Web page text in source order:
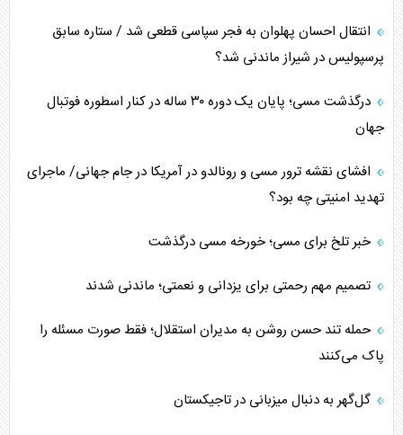
انتقال احسان پهلوان به فجر سپاسی قطعی شد / ستاره سابق
پرسپولیس در شیراز ماندنی شد؟
درگذشت مسی؛ پایان یک دوره ۳۰ ساله در کنار اسطوره فوتبال
جهان
افشای نقشه ترور مسی و رونالدو در آمریکا در جام جهانی/ ماجرای
تهدید امنیتی چه بود؟
خبر تلخ برای مسی؛ خورخه مسی درگذشت
تصمیم مهم رحمتی برای یزدانی و نعمتی؛ ماندنی شدند
حمله تند حسن روشن به مدیران استقلال؛ فقط صورت مسئله را
پاک می‌کنند
گل‌گهر به دنبال میزبانی در تاجیکستان